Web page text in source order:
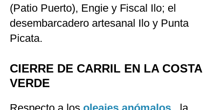
(Patio Puerto), Engie y Fiscal Ilo; el
desembarcadero artesanal Ilo y Punta
Picata.
CIERRE DE CARRIL EN LA COSTA
VERDE